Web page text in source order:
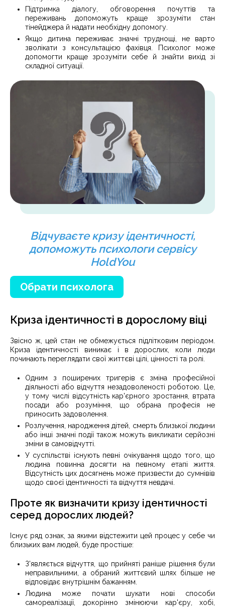
Підтримка діалогу, обговорення почуттів та
переживань допоможуть краще зрозуміти стан
тінейджера й надати необхідну допомогу.
Якщо дитина переживає значні труднощі, не варто
зволікати з консультацією фахівця. Психолог може
допомогти краще зрозуміти себе й знайти вихід зі
складної ситуації.
Відчуваєте кризу ідентичності,
допоможуть психологи сервісу
HoldYou
Обрати психолога
Криза ідентичності в дорослому віці
Звісно ж, цей стан не обмежується підлітковим періодом.
Криза ідентичності виникає і в дорослих, коли люди
починають переглядати свої життєві цілі, цінності та ролі.
Одним з поширених тригерів є зміна професійної
діяльності або відчуття незадоволеності роботою. Це,
у тому числі відсутність кар'єрного зростання, втрата
посади або розуміння, що обрана професія не
приносить задоволення.
Розлучення, народження дітей, смерть близької людини
або інші значні події також можуть викликати серйозні
зміни в самовідчутті.
У суспільстві існують певні очікування щодо того, що
людина повинна досягти на певному етапі життя.
Відсутність цих досягнень може призвести до сумнівів
щодо своєї ідентичності та відчуття невдачі.
Проте як визначити кризу ідентичності
серед дорослих людей?
Існує ряд ознак, за якими відстежити цей процес у себе чи
близьких вам людей, буде простіше:
З'являється відчуття, що прийняті раніше рішення були
неправильними, а обраний життєвий шлях більше не
відповідає внутрішнім бажанням.
Людина може почати шукати нові способи
самореалізації, докорінно змінюючи кар'єру, хобі,